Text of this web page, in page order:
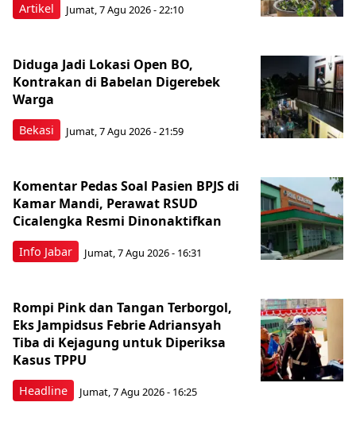
Artikel Jumat, 7 Agu 2026 - 22:10
Bekasi
Diduga Jadi Lokasi Open BO,
Kontrakan di Babelan Digerebek
Warga
Jumat, 7 Agu 2026 - 21:59
Info Jabar
Komentar Pedas Soal Pasien BPJS di
Kamar Mandi, Perawat RSUD
Cicalengka Resmi Dinonaktifkan
Jumat, 7 Agu 2026 - 16:31
Headline
Rompi Pink dan Tangan Terborgol,
Eks Jampidsus Febrie Adriansyah
Tiba di Kejagung untuk Diperiksa
Kasus TPPU
Jumat, 7 Agu 2026 - 16:25